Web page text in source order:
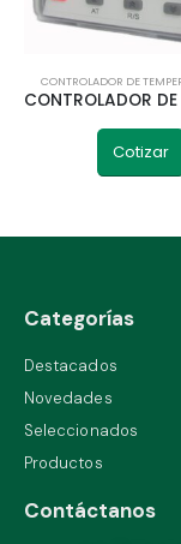
CONTROLADOR DE
Cotizar
Categorías
Destacados
Novedades
Seleccionados
Productos
Contáctanos